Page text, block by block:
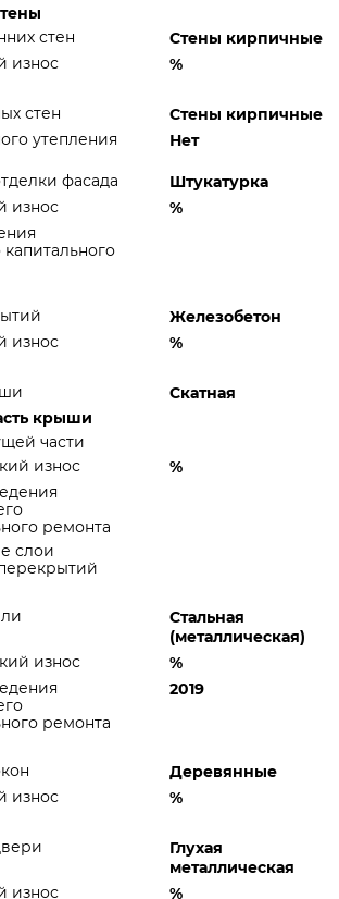
стен
Стены кирпичные
износ
%
стен
Стены кирпичные
утепления
Нет
фасада
Штукатурка
износ
%
Железобетон
износ
%
Скатная
крыши
части
износ
%
ремонта
слои
Стальная
(металлическая)
износ
%
ремонта
2019
Деревянные
износ
%
Глухая
металлическая
износ
%